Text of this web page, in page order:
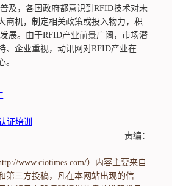
及，各国政府都意识到RFID技术对未
商机，制定相关政策或投入物力，积
展。由于RFID产业前景广阔，市场潜
、企业重视，动讯网对RFID产业在
。
证培训
责编：
www.ciotimes.com/）内容主要来自
第三方投稿，凡在本网站出现的信